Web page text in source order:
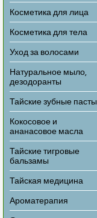
Косметика для лица
Косметика для тела
Уход за волосами
Натуральное мыло,
дезодоранты
Тайские зубные пасты
Кокосовое и
ананасовое масла
Тайские тигровые
бальзамы
Тайская медицина
Ароматерапия